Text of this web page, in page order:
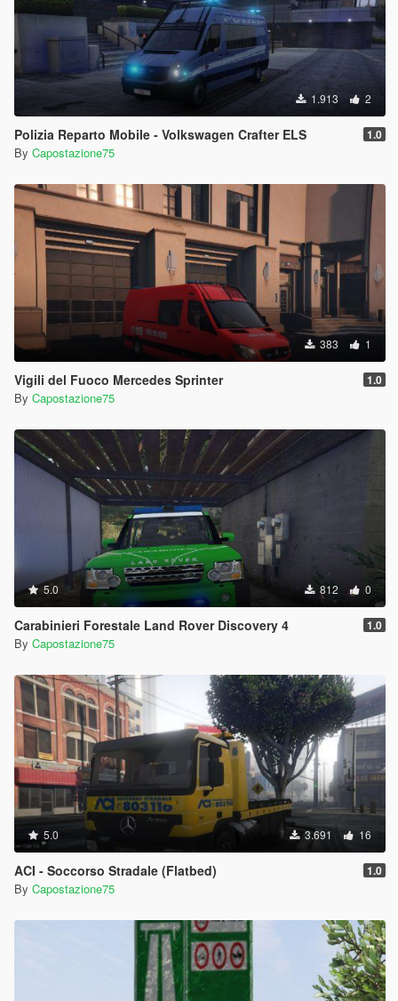
1.913 2
Polizia Reparto Mobile - Volkswagen Crafter ELS 1.0
By Capostazione75
383 1
Vigili del Fuoco Mercedes Sprinter 1.0
By Capostazione75
5.0 812 0
Carabinieri Forestale Land Rover Discovery 4 1.0
By Capostazione75
5.0 3.691 16
ACI - Soccorso Stradale (Flatbed) 1.0
By Capostazione75